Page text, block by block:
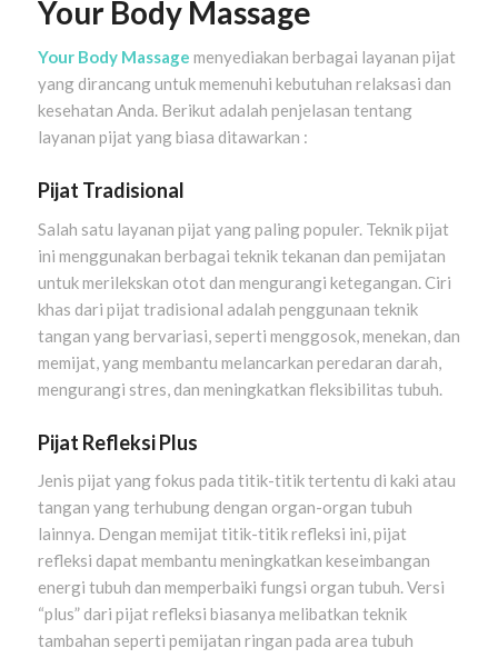
Your Body Massage
Your Body Massage menyediakan berbagai layanan pijat
yang dirancang untuk memenuhi kebutuhan relaksasi dan
kesehatan Anda. Berikut adalah penjelasan tentang
layanan pijat yang biasa ditawarkan :
Pijat Tradisional
Salah satu layanan pijat yang paling populer. Teknik pijat
ini menggunakan berbagai teknik tekanan dan pemijatan
untuk merilekskan otot dan mengurangi ketegangan. Ciri
khas dari pijat tradisional adalah penggunaan teknik
tangan yang bervariasi, seperti menggosok, menekan, dan
memijat, yang membantu melancarkan peredaran darah,
mengurangi stres, dan meningkatkan fleksibilitas tubuh.
Pijat Refleksi Plus
Jenis pijat yang fokus pada titik-titik tertentu di kaki atau
tangan yang terhubung dengan organ-organ tubuh
lainnya. Dengan memijat titik-titik refleksi ini, pijat
refleksi dapat membantu meningkatkan keseimbangan
energi tubuh dan memperbaiki fungsi organ tubuh. Versi
“plus” dari pijat refleksi biasanya melibatkan teknik
tambahan seperti pemijatan ringan pada area tubuh